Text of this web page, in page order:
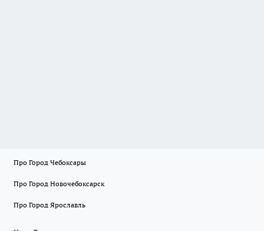
Про Город Чебоксары
Про Город Новочебоксарск
Про Город Ярославль